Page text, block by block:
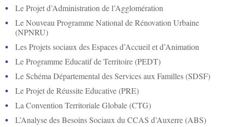
Le Projet d’Administration de l’Agglomération
Le Nouveau Programme National de Rénovation Urbaine
(NPNRU)
Les Projets sociaux des Espaces d’Accueil et d’Animation
Le Programme Educatif de Territoire (PEDT)
Le Schéma Départemental des Services aux Familles (SDSF)
Le Projet de Réussite Educative (PRE)
La Convention Territoriale Globale (CTG)
L’Analyse des Besoins Sociaux du CCAS d’Auxerre (ABS)